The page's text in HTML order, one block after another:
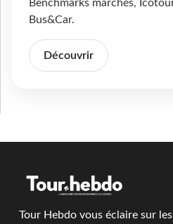
Benchmarks marchés,
Bus&Car.
Découvrir
Tour Hebdo vous éclaire sur